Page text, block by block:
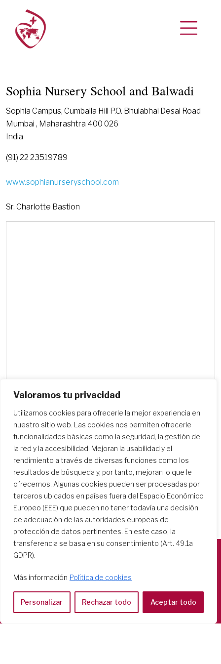
Valoramos tu privacidad
Utilizamos cookies para ofrecerle la mejor experiencia en
nuestro sitio web. Las cookies nos permiten ofrecerle
funcionalidades básicas como la seguridad, la gestión de
la red y la accesibilidad. Mejoran la usabilidad y el
rendimiento a través de diversas funciones como los
resultados de búsqueda y, por tanto, mejoran lo que le
ofrecemos. Algunas cookies pueden ser procesadas por
terceros ubicados en países fuera del Espacio Económico
Europeo (EEE) que pueden no tener todavía una decisión
de adecuación de las autoridades europeas de
protección de datos pertinentes. En este caso, la
transferencia se basa en su consentimiento (Art. 49.1a
GDPR).
Más información Política de cookies
Personalizar Rechazar todo Aceptar todo
Sophia Nursery School and Balwadi
Sophia Campus, Cumballa Hill P.O. Bhulabhai Desai Road
Mumbai , Maharashtra 400 026
India
(91) 22 23519789
www.sophianurseryschool.com
Sr. Charlotte Bastion
Buscar centros escolares
Casa Generalizia
Via Tarquinio Vipera, 16 - 00152 Roma
Tel: 06 58 23 03 32 or 06 58 20 31 17